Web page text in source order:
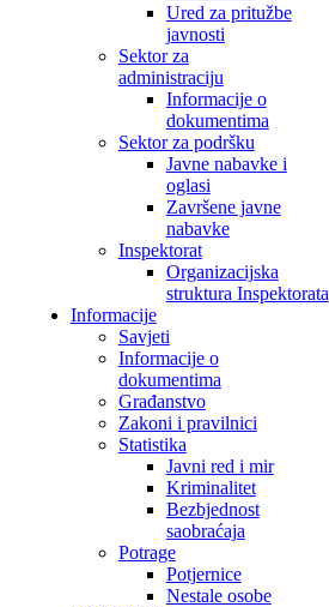
Ured za pritužbe
javnosti
Sektor za
administraciju
Informacije o
dokumentima
Sektor za podršku
Javne nabavke i
oglasi
Završene javne
nabavke
Inspektorat
Organizacijska
struktura Inspektorata
Informacije
Savjeti
Informacije o
dokumentima
Građanstvo
Zakoni i pravilnici
Statistika
Javni red i mir
Kriminalitet
Bezbjednost
saobraćaja
Potrage
Potjernice
Nestale osobe